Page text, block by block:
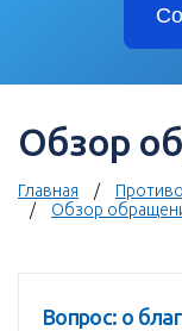
Обзор
Главная
Обзор
Вопрос: о